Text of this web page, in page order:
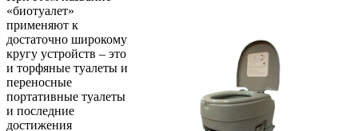
«биотуалет»
применяют к
достаточно широкому
кругу устройств – это
и торфяные туалеты и
переносные
портативные туалеты
и последние
достижения